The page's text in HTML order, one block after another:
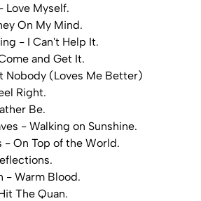
Love Myself.
On My Mind.
- I Can't Help It.
and Get It.
Nobody (Loves Me Better)
Right.
Be.
- Walking on Sunshine.
- On Top of the World.
- Warm Blood.
The Quan.